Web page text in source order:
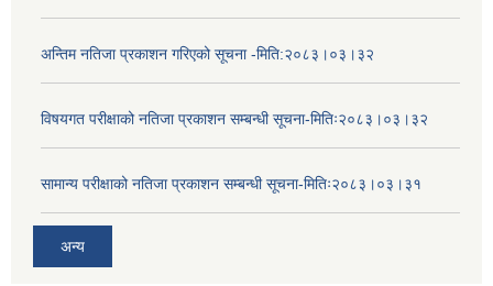
अन्तिम नतिजा प्रकाशन गरिएको सूचना -मिति:२०८३।०३।३२
विषयगत परीक्षाको नतिजा प्रकाशन सम्बन्धी सूचना-मितिः२०८३।०३।३२
सामान्य परीक्षाको नतिजा प्रकाशन सम्बन्धी सूचना-मितिः२०८३।०३।३१
अन्य